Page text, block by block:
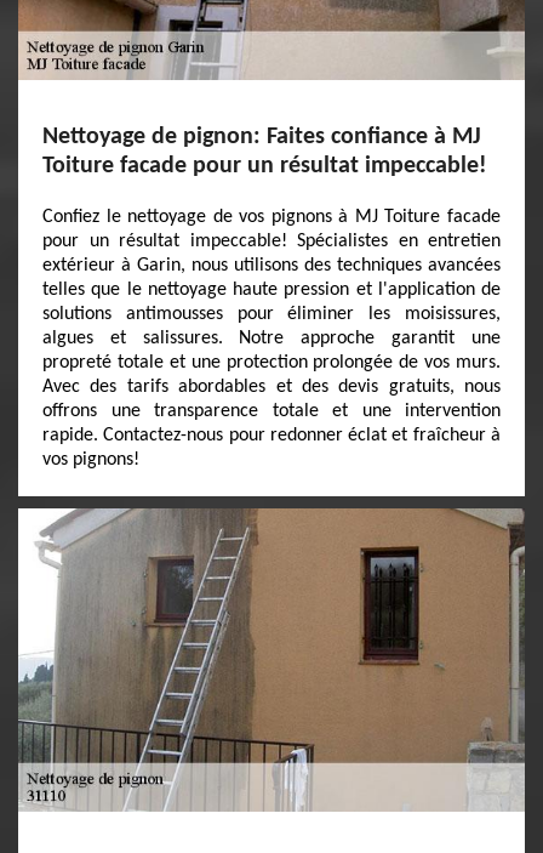
Nettoyage de pignon: Faites confiance à MJ
Toiture facade pour un résultat impeccable!
Confiez le nettoyage de vos pignons à MJ Toiture facade
pour un résultat impeccable! Spécialistes en entretien
extérieur à Garin, nous utilisons des techniques avancées
telles que le nettoyage haute pression et l'application de
solutions antimousses pour éliminer les moisissures,
algues et salissures. Notre approche garantit une
propreté totale et une protection prolongée de vos murs.
Avec des tarifs abordables et des devis gratuits, nous
offrons une transparence totale et une intervention
rapide. Contactez-nous pour redonner éclat et fraîcheur à
vos pignons!